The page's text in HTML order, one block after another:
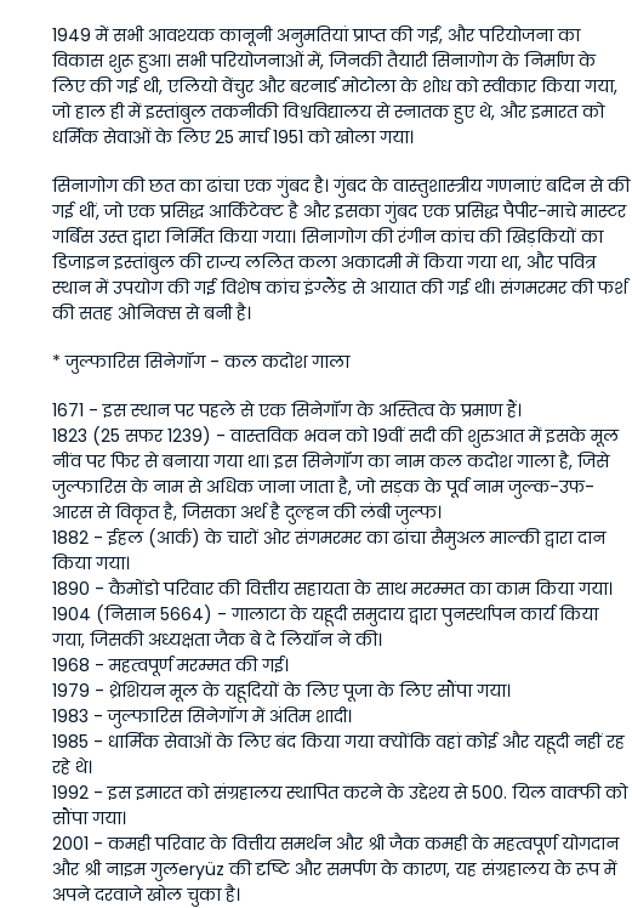
1949 में सभी आवश्यक कानूनी अनुमतियां प्राप्त की गईं, और परियोजना का
विकास शुरू हुआ। सभी परियोजनाओं में, जिनकी तैयारी सिनागोग के निर्माण के
लिए की गई थी, एलियो वेंचुर और बरनार्ड मोटोला के शोध को स्वीकार किया गया,
जो हाल ही में इस्तांबुल तकनीकी विश्वविद्यालय से स्नातक हुए थे, और इमारत को
धर्मिक सेवाओं के लिए 25 मार्च 1951 को खोला गया।
सिनागोग की छत का ढांचा एक गुंबद है। गुंबद के वास्तुशास्त्रीय गणनाएं बदिन से की
गई थीं, जो एक प्रसिद्ध आर्किटेक्ट है और इसका गुंबद एक प्रसिद्ध पैपीर-माचे मास्टर
गर्बिस उस्त द्वारा निर्मित किया गया। सिनागोग की रंगीन कांच की खिड़कियों का
डिजाइन इस्तांबुल की राज्य ललित कला अकादमी में किया गया था, और पवित्र
स्थान में उपयोग की गई विशेष कांच इंग्लैंड से आयात की गई थी। संगमरमर की फर्श
की सतह ओनिक्स से बनी है।
* जुल्फारिस सिनेगॉग - कल कदोश गाला
1671 - इस स्थान पर पहले से एक सिनेगॉग के अस्तित्व के प्रमाण हैं।
1823 (25 सफर 1239) - वास्तविक भवन को 19वीं सदी की शुरुआत में इसके मूल
नींव पर फिर से बनाया गया था। इस सिनेगॉग का नाम कल कदोश गाला है, जिसे
जुल्फारिस के नाम से अधिक जाना जाता है, जो सड़क के पूर्व नाम जुल्क-उफ-
आरस से विकृत है, जिसका अर्थ है दुल्हन की लंबी जुल्फ।
1882 - ईहल (आर्क) के चारों ओर संगमरमर का ढांचा सैमुअल माल्की द्वारा दान
किया गया।
1890 - कैमोंडो परिवार की वित्तीय सहायता के साथ मरम्मत का काम किया गया।
1904 (निसान 5664) - गालाटा के यहूदी समुदाय द्वारा पुनर्स्थापन कार्य किया
गया, जिसकी अध्यक्षता जैक बे दे लियॉन ने की।
1968 - महत्वपूर्ण मरम्मत की गई।
1979 - थ्रेशियन मूल के यहूदियों के लिए पूजा के लिए सौंपा गया।
1983 - जुल्फारिस सिनेगॉग में अंतिम शादी।
1985 - धार्मिक सेवाओं के लिए बंद किया गया क्योंकि वहां कोई और यहूदी नहीं रह
रहे थे।
1992 - इस इमारत को संग्रहालय स्थापित करने के उद्देश्य से 500. यिल वाक्फी को
सौंपा गया।
2001 - कमही परिवार के वित्तीय समर्थन और श्री जैक कमही के महत्वपूर्ण योगदान
और श्री नाइम गुलeryüz की दृष्टि और समर्पण के कारण, यह संग्रहालय के रूप में
अपने दरवाजे खोल चुका है।